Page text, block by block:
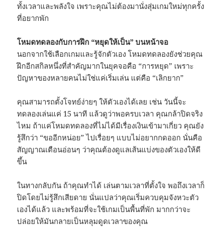
ทั้งเวลาและพลังใจ เพราะคุณไม่ต้องมานั่งสุ่มเกมใหม่ทุกครั้ง
ที่อยากพัก
โหมดทดลองกับการฝึก “หยุดให้เป็น” บนหน้าจอ
นอกจากใช้เลือกเกมและรู้จักตัวเอง โหมดทดลองยังช่วยคุณ
ฝึกอีกสกิลหนึ่งที่สำคัญมากในยุคจอคือ “การหยุด” เพราะ
ปัญหาของหลายคนไม่ใช่แค่เริ่มเล่น แต่คือ “เลิกยาก”
คุณสามารถตั้งโจทย์ง่ายๆ ให้ตัวเองได้เลย เช่น วันนี้จะ
ทดลองเล่นแค่ 15 นาที แล้วดูว่าพอครบเวลา คุณกล้าปิดจริง
ไหม ถ้าแค่โหมดทดลองที่ไม่ได้มีเรื่องเงินเข้ามาเกี่ยว คุณยัง
รู้สึกว่า “ขออีกหน่อย” ไปเรื่อยๆ แบบไม่อยากกดออก นั่นคือ
สัญญาณเตือนอ่อนๆ ว่าคุณต้องดูแลเส้นแบ่งของตัวเองให้ดี
ขึ้น
ในทางกลับกัน ถ้าคุณทำได้ เล่นตามเวลาที่ตั้งใจ พอถึงเวลาก็
ปิดโดยไม่รู้สึกเสียดาย นั่นแปลว่าคุณเริ่มควบคุมจังหวะตัว
เองได้แล้ว และพร้อมที่จะใช้เกมเป็นพื้นที่พัก มากกว่าจะ
ปล่อยให้มันกลายเป็นหลุมดูดเวลาของคุณ